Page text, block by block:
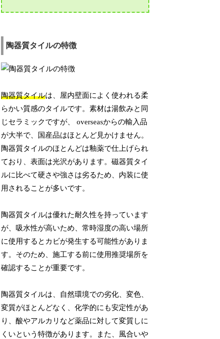
陶器質タイルの特徴
陶器質タイルは、屋内壁面によく使われる柔
らかい質感のタイルです。素材は湯飲みと同
じセラミックですが、 overseasからの輸入品
が大半で、国産品はほとんど見かけません。
陶器質タイルのほとんどは釉薬で仕上げられ
ており、表面は光沢があります。磁器質タイ
ルに比べて硬さや強さは劣るため、内装に使
用されることが多いです。
陶器質タイルは優れた耐久性を持っています
が、吸水性が高いため、常時湿度の高い場所
に使用するとカビが発生する可能性がありま
す。そのため、施工する前に使用推奨場所を
確認することが重要です。
陶器質タイルは、自然環境での劣化、変色、
変質がほとんどなく、化学的にも安定性があ
り、酸やアルカリなど薬品に対して変質しに
くいという特徴があります。また、風合いや